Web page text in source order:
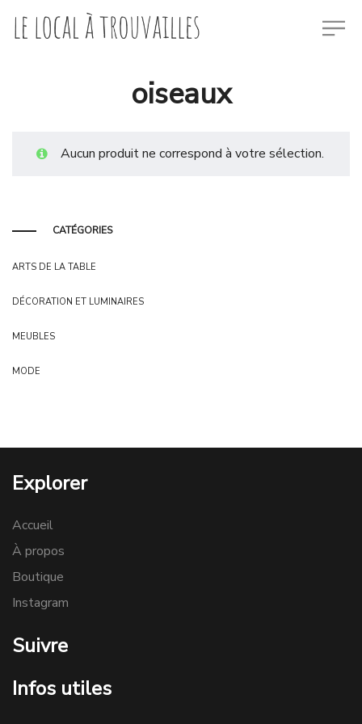
oiseaux
Aucun produit ne correspond à votre sélection.
CATÉGORIES
ARTS DE LA TABLE
DÉCORATION ET LUMINAIRES
MEUBLES
MODE
Explorer
Accueil
À propos
Boutique
Instagram
Suivre
Infos utiles